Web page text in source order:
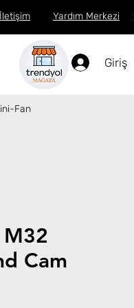
İletişim Yardım Merkezi
Giriş
Fan
Cam